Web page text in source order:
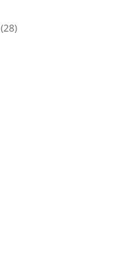
(28)